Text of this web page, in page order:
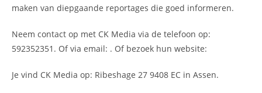
maken van diepgaande reportages die goed informeren.
Neem contact op met CK Media via de telefoon op:
592352351. Of via email: . Of bezoek hun website:
Je vind CK Media op: Ribeshage 27 9408 EC in Assen.